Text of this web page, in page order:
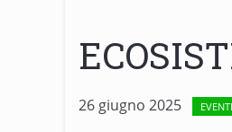
26 giugno 2025 EVENTI